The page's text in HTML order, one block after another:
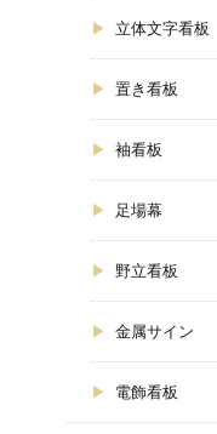
立体文字看板
置き看板
袖看板
足場幕
野立看板
金属サイン
電飾看板